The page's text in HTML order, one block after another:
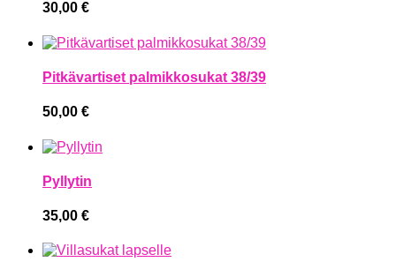
30,00 €
Pitkävartiset palmikkosukat 38/39
50,00 €
Pyllytin
35,00 €